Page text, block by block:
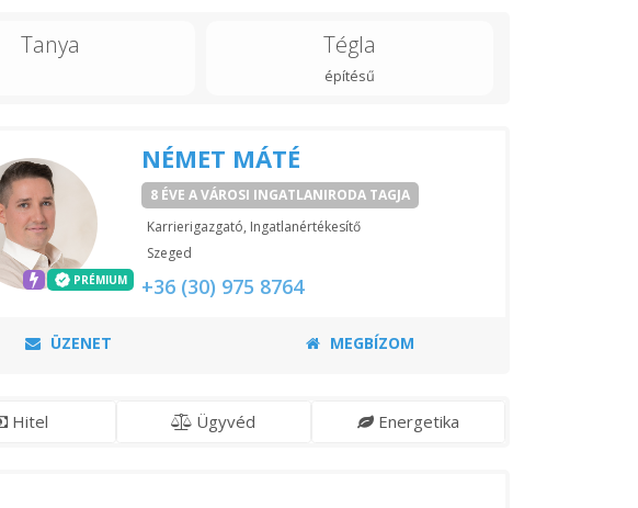
Tanya Tégla
építésű
PRÉMIUM
NÉMET MÁTÉ
8 ÉVE A VÁROSI INGATLANIRODA TAGJA
Karrierigazgató, Ingatlanértékesítő
Szeged
+36 (30) 975 8764
ÜZENET MEGBÍZOM
Hitel Ügyvéd Energetika